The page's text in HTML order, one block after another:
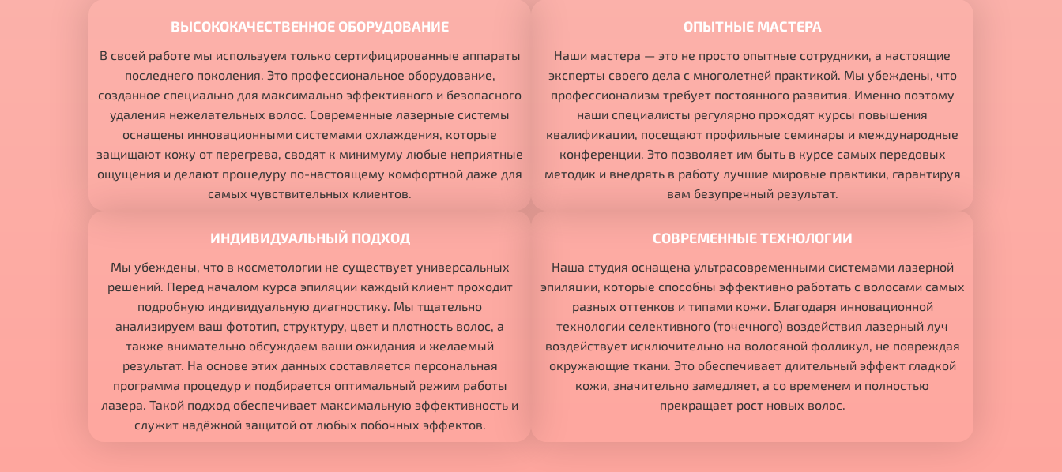
ВЫСОКОКАЧЕСТВЕННОЕ ОБОРУДОВАНИЕ
В своей работе мы используем только сертифицированные аппараты
последнего поколения. Это профессиональное оборудование,
созданное специально для максимально эффективного и безопасного
удаления нежелательных волос. Современные лазерные системы
оснащены инновационными системами охлаждения, которые
защищают кожу от перегрева, сводят к минимуму любые неприятные
ощущения и делают процедуру по-настоящему комфортной даже для
самых чувствительных клиентов.
ОПЫТНЫЕ МАСТЕРА
Наши мастера — это не просто опытные сотрудники, а настоящие
эксперты своего дела с многолетней практикой. Мы убеждены, что
профессионализм требует постоянного развития. Именно поэтому
наши специалисты регулярно проходят курсы повышения
квалификации, посещают профильные семинары и международные
конференции. Это позволяет им быть в курсе самых передовых
методик и внедрять в работу лучшие мировые практики, гарантируя
вам безупречный результат.
ИНДИВИДУАЛЬНЫЙ ПОДХОД
Мы убеждены, что в косметологии не существует универсальных
решений. Перед началом курса эпиляции каждый клиент проходит
подробную индивидуальную диагностику. Мы тщательно
анализируем ваш фототип, структуру, цвет и плотность волос, а
также внимательно обсуждаем ваши ожидания и желаемый
результат. На основе этих данных составляется персональная
программа процедур и подбирается оптимальный режим работы
лазера. Такой подход обеспечивает максимальную эффективность и
служит надёжной защитой от любых побочных эффектов.
СОВРЕМЕННЫЕ ТЕХНОЛОГИИ
Наша студия оснащена ультрасовременными системами лазерной
эпиляции, которые способны эффективно работать с волосами самых
разных оттенков и типами кожи. Благодаря инновационной
технологии селективного (точечного) воздействия лазерный луч
воздействует исключительно на волосяной фолликул, не повреждая
окружающие ткани. Это обеспечивает длительный эффект гладкой
кожи, значительно замедляет, а со временем и полностью
прекращает рост новых волос.